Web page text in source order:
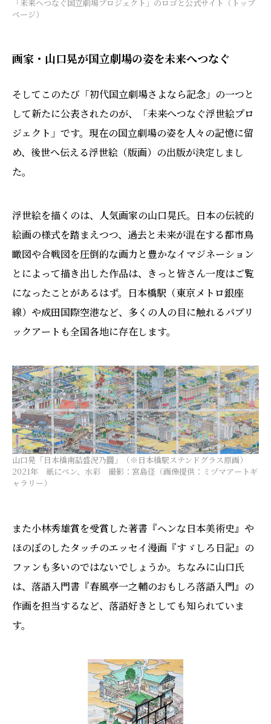
「未来へつなぐ国立劇場プロジェクト」のロゴと公式サイト（トップ
ページ）
画家・山口晃が国立劇場の姿を未来へつなぐ
そしてこのたび「初代国立劇場さよなら記念」の一つと
して新たに公表されたのが、「未来へつなぐ浮世絵プロ
ジェクト」です。現在の国立劇場の姿を人々の記憶に留
め、後世へ伝える浮世絵（版画）の出版が決定しまし
た。
浮世絵を描くのは、人気画家の山口晃氏。日本の伝統的
絵画の様式を踏まえつつ、過去と未来が混在する都市鳥
瞰図や合戦図を圧倒的な画力と豊かなイマジネーション
とによって描き出した作品は、きっと皆さん一度はご覧
になったことがあるはず。日本橋駅（東京メトロ銀座
線）や成田国際空港など、多くの人の目に触れるパブリ
ックアートも全国各地に存在します。
山口晃「日本橋南詰盛況乃圖」（※日本橋駅ステンドグラス原画）
2021年 紙にペン、水彩 撮影：宮島径（画像提供：ミヅマアートギ
ャラリー）
また小林秀雄賞を受賞した著書『ヘンな日本美術史』や
ほのぼのしたタッチのエッセイ漫画『すゞしろ日記』の
ファンも多いのではないでしょうか。ちなみに山口氏
は、落語入門書『春風亭一之輔のおもしろ落語入門』の
作画を担当するなど、落語好きとしても知られていま
す。